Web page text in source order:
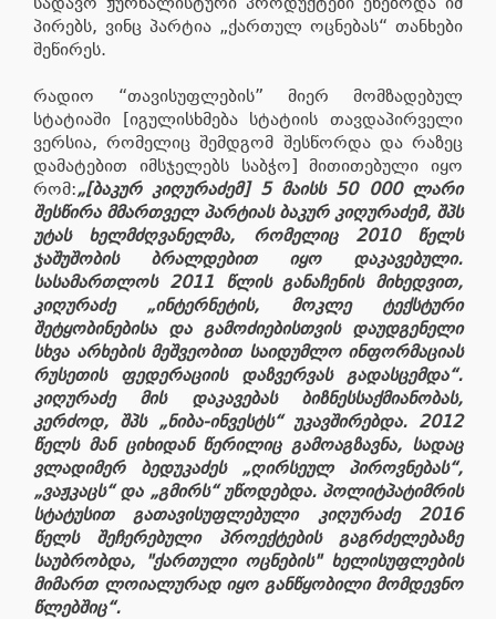
პირებს, ვინც პარტია „ქართულ ოცნებას“ თანხები
შეწირეს.
რადიო “თავისუფლების” მიერ მომზადებულ
სტატიაში [იგულისხმება სტატიის თავდაპირველი
ვერსია, რომელიც შემდგომ შესწორდა და რაზეც
დამატებით იმსჯელებს საბჭო] მითითებული იყო
რომ:„[ბაკურ კიღურაძემ] 5 მაისს 50 000 ლარი
შესწირა მმართველ პარტიას ბაკურ კიღურაძემ, შპს
უტას ხელმძღვანელმა, რომელიც 2010 წელს
ჯაშუშობის ბრალდებით იყო დაკავებული.
სასამართლოს 2011 წლის განაჩენის მიხედვით,
კიღურაძე „ინტერნეტის, მოკლე ტექსტური
შეტყობინებისა და გამოძიებისთვის დაუდგენელი
სხვა არხების მეშვეობით საიდუმლო ინფორმაციას
რუსეთის ფედერაციის დაზვერვას გადასცემდა“.
კიღურაძე მის დაკავებას ბიზნესსაქმიანობას,
კერძოდ, შპს „ნიბა-ინვესტს“ უკავშირებდა. 2012
წელს მან ციხიდან წერილიც გამოაგზავნა, სადაც
ვლადიმერ ბედუკაძეს „ღირსეულ პიროვნებას“,
„ვაჟკაცს“ და „გმირს“ უწოდებდა. პოლიტპატიმრის
სტატუსით გათავისუფლებული კიღურაძე 2016
წელს შეჩერებული პროექტების გაგრძელებაზე
საუბრობდა, "ქართული ოცნების" ხელისუფლების
მიმართ ლოიალურად იყო განწყობილი მომდევნო
წლებშიც“.